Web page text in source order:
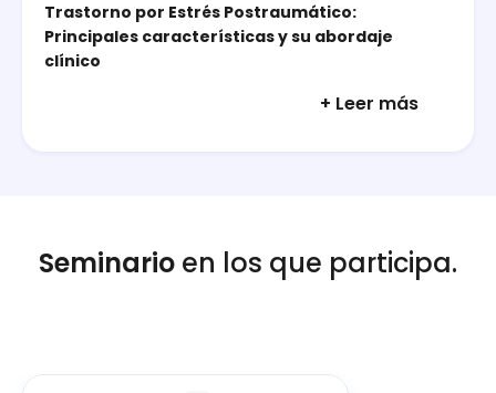
Trastorno por Estrés Postraumático:
Principales características y su abordaje
clínico
+ Leer más
Seminario en los que participa.